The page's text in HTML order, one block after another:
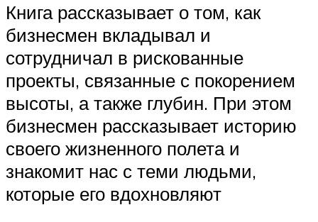
Книга рассказывает о том, как
бизнесмен вкладывал и
сотрудничал в рискованные
проекты, связанные с покорением
высоты, а также глубин. При этом
бизнесмен рассказывает историю
своего жизненного полета и
знакомит нас с теми людьми,
которые его вдохновляют